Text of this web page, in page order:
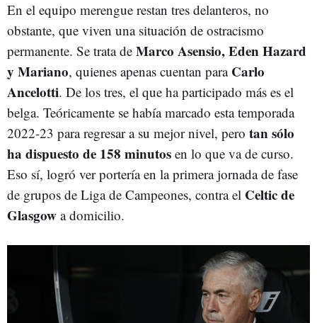
En el equipo merengue restan tres delanteros, no
obstante, que viven una situación de ostracismo
permanente. Se trata de Marco Asensio, Eden Hazard
y Mariano, quienes apenas cuentan para Carlo
Ancelotti. De los tres, el que ha participado más es el
belga. Teóricamente se había marcado esta temporada
2022-23 para regresar a su mejor nivel, pero tan sólo
ha dispuesto de 158 minutos en lo que va de curso.
Eso sí, logró ver portería en la primera jornada de fase
de grupos de Liga de Campeones, contra el Celtic de
Glasgow a domicilio.